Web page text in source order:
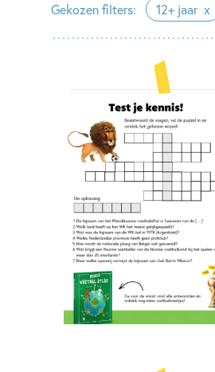
Gekozen filters: 12+ jaar